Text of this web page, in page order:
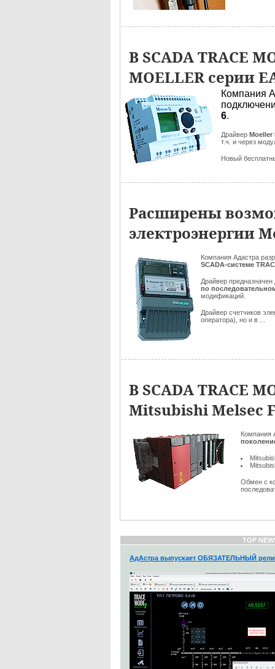
В SCADA TRACE
MOELLER серии
Компания
6.
Драйвер Moeller
т.ч. и через
Новый
Расширены
электроэнергии
Компания Адастра
SCADA-системе
Драйвер
по
модификаций.
Драйвер счетчиков
оператора), но и в ...
В SCADA TRACE
Mitsubishi Melsec
Компания
Обмен с
TOP
АдАстра выпускает ОБЯЗАТЕЛЬНЫЙ релиз